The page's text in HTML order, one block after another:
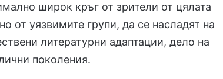
широк кръг от зрители от цялата
от уязвимите групи, да се насладят на
литературни адаптации, дело на
поколения.